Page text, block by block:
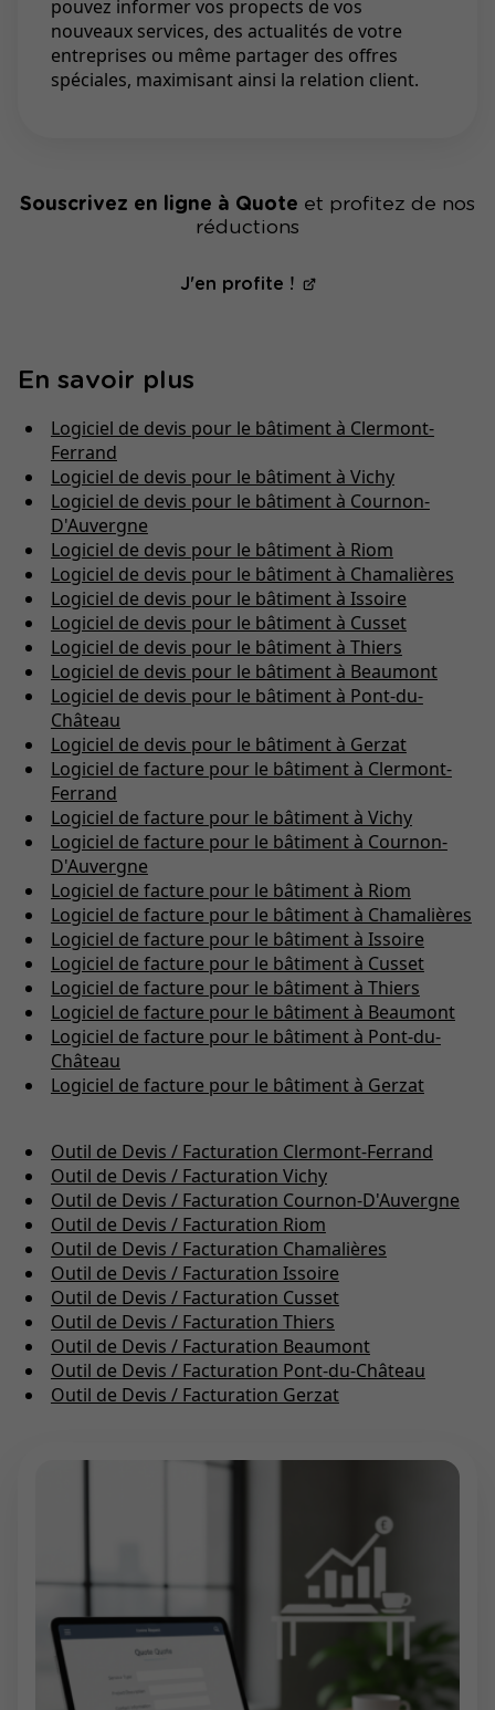
pouvez informer vos propects de vos
nouveaux services, des actualités de votre
entreprises ou même partager des offres
spéciales, maximisant ainsi la relation client.
Souscrivez en ligne à Quote et profitez de nos
réductions
J'en profite !
En savoir plus
Logiciel de devis pour le bâtiment à Clermont-
Ferrand
Logiciel de devis pour le bâtiment à Vichy
Logiciel de devis pour le bâtiment à Cournon-
D'Auvergne
Logiciel de devis pour le bâtiment à Riom
Logiciel de devis pour le bâtiment à Chamalières
Logiciel de devis pour le bâtiment à Issoire
Logiciel de devis pour le bâtiment à Cusset
Logiciel de devis pour le bâtiment à Thiers
Logiciel de devis pour le bâtiment à Beaumont
Logiciel de devis pour le bâtiment à Pont-du-
Château
Logiciel de devis pour le bâtiment à Gerzat
Logiciel de facture pour le bâtiment à Clermont-
Ferrand
Logiciel de facture pour le bâtiment à Vichy
Logiciel de facture pour le bâtiment à Cournon-
D'Auvergne
Logiciel de facture pour le bâtiment à Riom
Logiciel de facture pour le bâtiment à Chamalières
Logiciel de facture pour le bâtiment à Issoire
Logiciel de facture pour le bâtiment à Cusset
Logiciel de facture pour le bâtiment à Thiers
Logiciel de facture pour le bâtiment à Beaumont
Logiciel de facture pour le bâtiment à Pont-du-
Château
Logiciel de facture pour le bâtiment à Gerzat
Outil de Devis / Facturation Clermont-Ferrand
Outil de Devis / Facturation Vichy
Outil de Devis / Facturation Cournon-D'Auvergne
Outil de Devis / Facturation Riom
Outil de Devis / Facturation Chamalières
Outil de Devis / Facturation Issoire
Outil de Devis / Facturation Cusset
Outil de Devis / Facturation Thiers
Outil de Devis / Facturation Beaumont
Outil de Devis / Facturation Pont-du-Château
Outil de Devis / Facturation Gerzat